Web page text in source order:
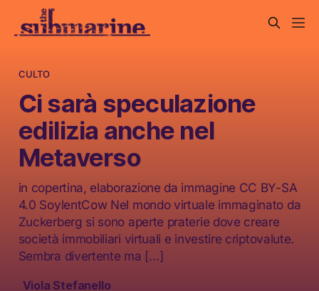
CULTO
Ci sarà speculazione
edilizia anche nel
Metaverso
in copertina, elaborazione da immagine CC BY-SA
4.0 SoylentCow Nel mondo virtuale immaginato da
Zuckerberg si sono aperte praterie dove creare
società immobiliari virtuali e investire criptovalute.
Sembra divertente ma […]
Viola Stefanello